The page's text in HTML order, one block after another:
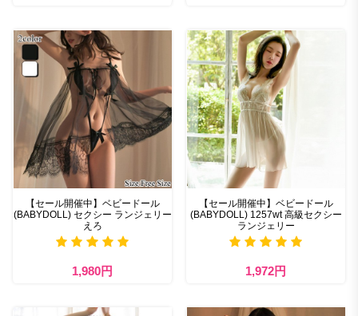
【セール開催中】ベビードール
(BABYDOLL) セクシー ランジェリー
えろ
1,980円
【セール開催中】ベビードール
(BABYDOLL) 1257wt 高級セクシー
ランジェリー
1,972円